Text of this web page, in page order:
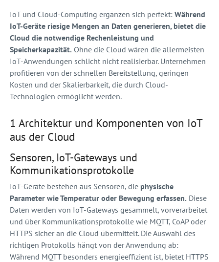
IoT und Cloud-Computing ergänzen sich perfekt: Während
IoT-Geräte riesige Mengen an Daten generieren, bietet die
Cloud die notwendige Rechenleistung und
Speicherkapazität. Ohne die Cloud wären die allermeisten
IoT-Anwendungen schlicht nicht realisierbar. Unternehmen
profitieren von der schnellen Bereitstellung, geringen
Kosten und der Skalierbarkeit, die durch Cloud-
Technologien ermöglicht werden.
1 Architektur und Komponenten von IoT
aus der Cloud
Sensoren, IoT-Gateways und
Kommunikationsprotokolle
IoT-Geräte bestehen aus Sensoren, die physische
Parameter wie Temperatur oder Bewegung erfassen. Diese
Daten werden von IoT-Gateways gesammelt, vorverarbeitet
und über Kommunikationsprotokolle wie MQTT, CoAP oder
HTTPS sicher an die Cloud übermittelt. Die Auswahl des
richtigen Protokolls hängt von der Anwendung ab:
Während MQTT besonders energieeffizient ist, bietet HTTPS